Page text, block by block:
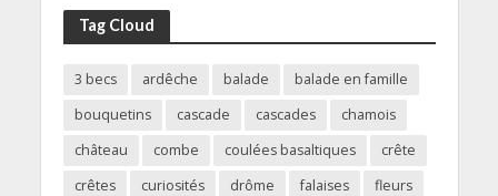
Tag Cloud
3 becs ardêche balade
balade en famille
bouquetins
cascade cascades
chamois
château
combe coulées basaltiques
crête
crêtes
curiosités drôme falaises
fleurs